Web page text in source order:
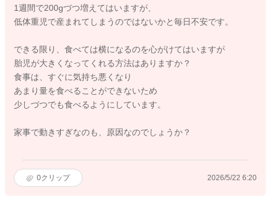
1週間で200gづつ増えてはいますが、
低体重児で産まれてしまうのではないかと毎日不安です。
できる限り、食べては横になるのを心がけてはいますが
胎児が大きくなってくれる方法はありますか？
食事は、すぐに気持ち悪くなり
あまり量を食べることができないため
少しづつでも食べるようにしています。
家事で動きすぎなのも、原因なのでしょうか？
0クリップ 2026/5/22 6:20